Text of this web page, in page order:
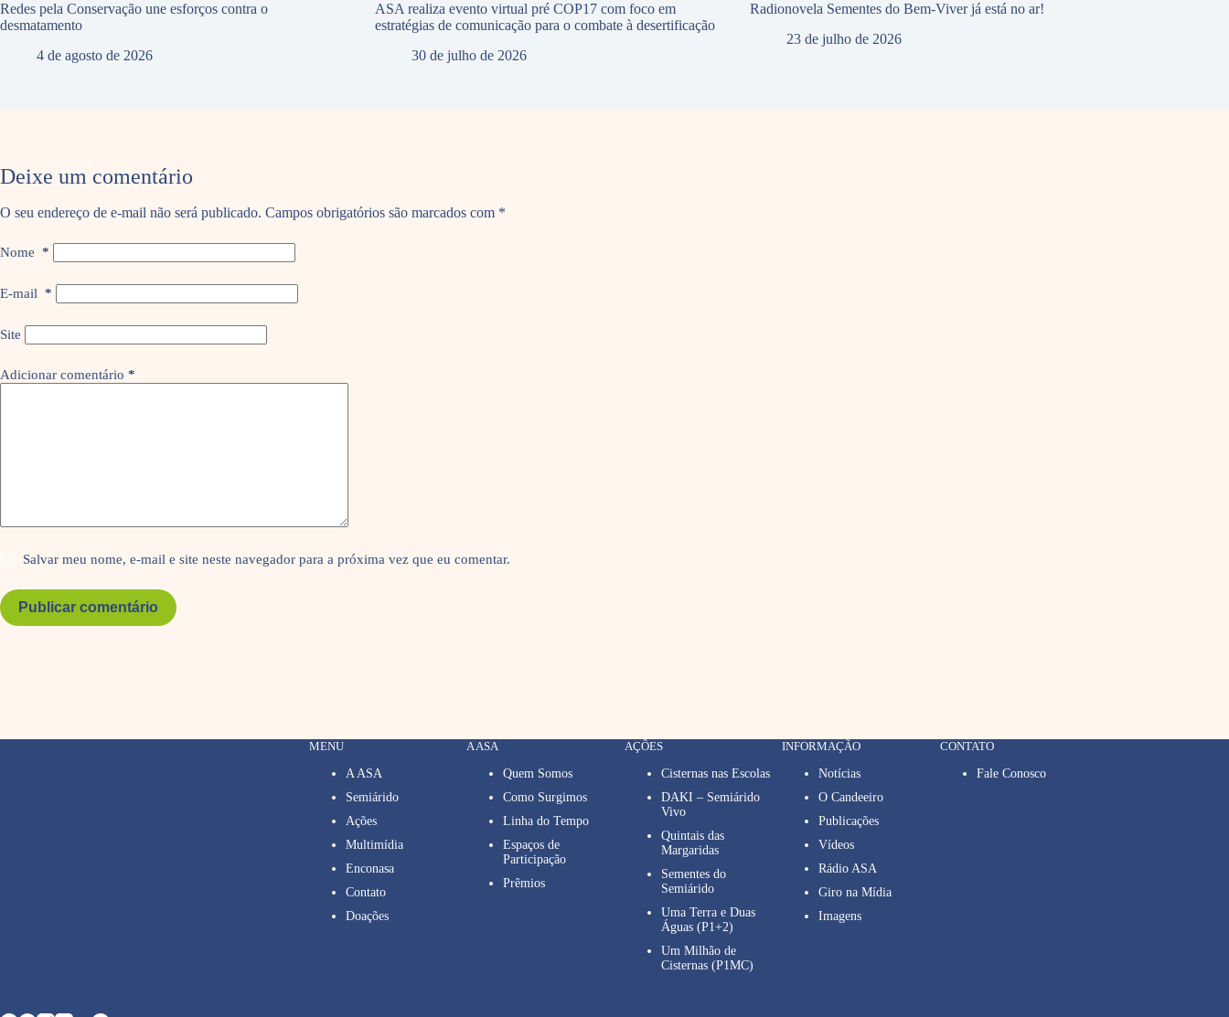
Redes pela Conservação une esforços contra o
desmatamento
4 de agosto de 2026
ASA realiza evento virtual pré COP17 com foco em
estratégias de comunicação para o combate à desertificação
30 de julho de 2026
Radionovela Sementes do Bem-Viver já está no ar!
23 de julho de 2026
Deixe um comentário
O seu endereço de e-mail não será publicado. Campos obrigatórios são marcados com *
Nome *
E-mail *
Site
Adicionar comentário *
Salvar meu nome, e-mail e site neste navegador para a próxima vez que eu comentar.
Publicar comentário
MENU
A ASA
Semiárido
Ações
Multimídia
Enconasa
Contato
Doações
A ASA
Quem Somos
Como Surgimos
Linha do Tempo
Espaços de
Participação
Prêmios
AÇÕES
Cisternas nas Escolas
DAKI – Semiárido
Vivo
Quintais das
Margaridas
Sementes do
Semiárido
Uma Terra e Duas
Águas (P1+2)
Um Milhão de
Cisternas (P1MC)
INFORMAÇÃO
Notícias
O Candeeiro
Publicações
Vídeos
Rádio ASA
Giro na Mídia
Imagens
CONTATO
Fale Conosco